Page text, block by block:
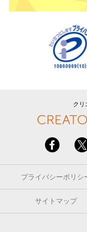
クリ
プライバシーポリシ
サイトマップ